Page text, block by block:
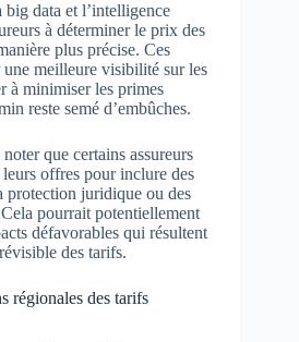
big data et l’intelligence
à déterminer le prix des
plus précise. Ces
meilleure visibilité sur les
à minimiser les primes
reste semé d’embûches.
que certains assureurs
offres pour inclure des
protection juridique ou des
pourrait potentiellement
défavorables qui résultent
des tarifs.
régionales des tarifs